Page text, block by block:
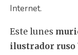
Internet.
Este lunes
ilustrador ruso